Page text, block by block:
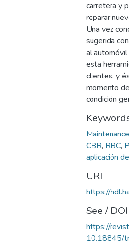
carretera y
reparar
Una vez
sugerida
al
esta
clientes, y
momento
condición
CBR, RBC,
aplicación
URI
https://
See / DOI
https://
10.18845/